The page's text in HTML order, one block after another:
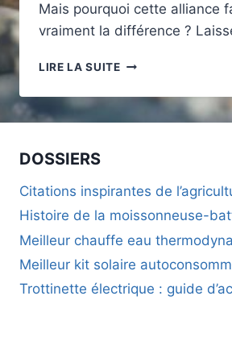
Mais pourquoi cette alliance
vraiment la différence ?
LIRE LA SUITEPOURQUOI
PORTE
UN
COMPROMIS
POUR
ALLIER
ESTHÉTIQUE
ISOLATION
DOSSIERS
Citations inspirantes de
Histoire de la moissonneuse-
Meilleur chauffe eau
Meilleur kit solaire
Trottinette électrique : guide